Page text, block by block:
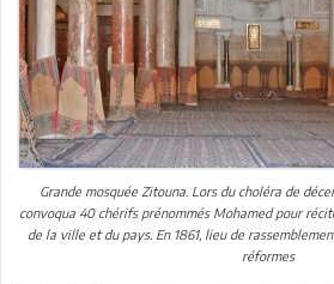
Grande mosquée Zitouna. Lors du choléra de
convoqua 40 chérifs prénommés Mohamed pour
de la ville et du pays. En 1861, lieu de
réformes